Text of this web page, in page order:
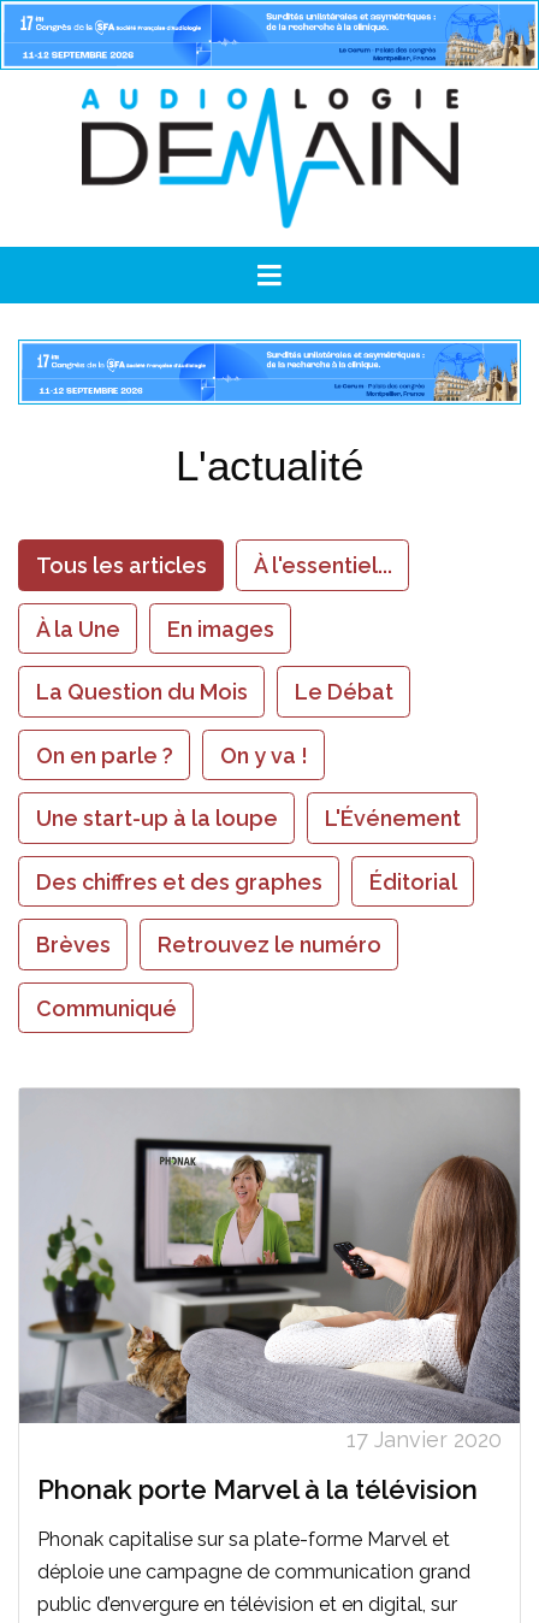
L'actualité
Tous les articles À l'essentiel...
À la Une En images
La Question du Mois Le Débat
On en parle ? On y va !
Une start-up à la loupe L'Événement
Des chiffres et des graphes Éditorial
Brèves Retrouvez le numéro
Communiqué
17 Janvier 2020
Phonak porte Marvel à la télévision
Phonak capitalise sur sa plate-forme Marvel et
déploie une campagne de communication grand
public d’envergure en télévision et en digital, sur